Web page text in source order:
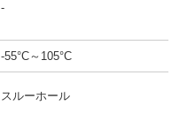
-
-55°C～105°C
スルーホール